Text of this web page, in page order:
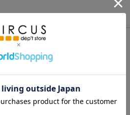
120 130
24 25 26.5
26.5 28 29.5 31
33
42.5 48 53.5 59
48